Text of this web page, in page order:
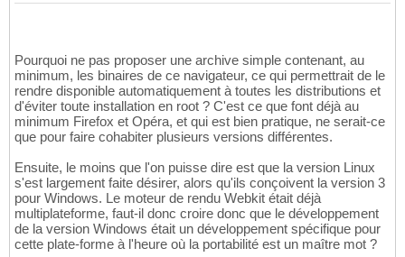
Pourquoi ne pas proposer une archive simple contenant, au
minimum, les binaires de ce navigateur, ce qui permettrait de le
rendre disponible automatiquement à toutes les distributions et
d'éviter toute installation en root ? C'est ce que font déjà au
minimum Firefox et Opéra, et qui est bien pratique, ne serait-ce
que pour faire cohabiter plusieurs versions différentes.
Ensuite, le moins que l'on puisse dire est que la version Linux
s'est largement faite désirer, alors qu'ils conçoivent la version 3
pour Windows. Le moteur de rendu Webkit était déjà
multiplateforme, faut-il donc croire donc que le développement
de la version Windows était un développement spécifique pour
cette plate-forme à l'heure où la portabilité est un maître mot ?